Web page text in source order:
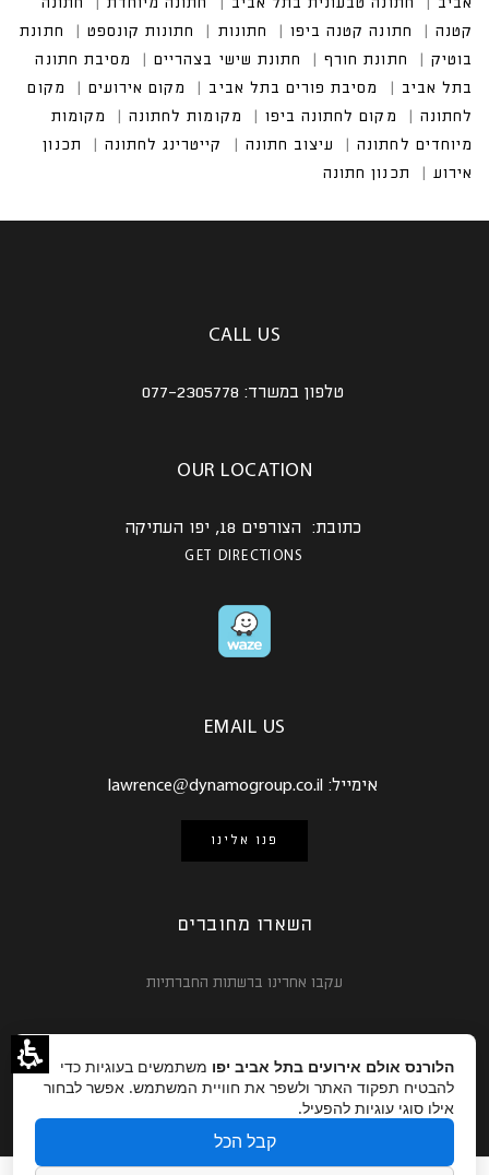
CALL US
טלפון במשרד: 077-2305778
OUR LOCATION
כתובת: הצורפים 18, יפו העתיקה
GET DIRECTIONS
EMAIL US
אימייל: lawrence@dynamogroup.co.il
פנו אלינו
השארו מחוברים
עקבו אחרינו ברשתות החברתיות
הלורנס אולם אירועים בתל אביב יפו משתמשים בעוגיות כדי
להבטיח תפקוד האתר ולשפר את חוויית המשתמש. אפשר לבחור
אילו סוגי עוגיות להפעיל.
קבל הכל